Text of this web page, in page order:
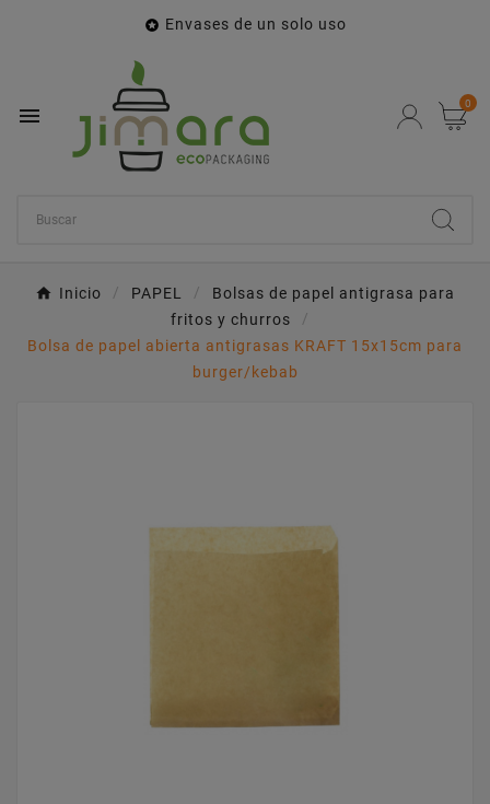
 Envases de un solo uso
 0
Inicio PAPEL
Bolsas de papel antigrasa para
fritos y churros
Bolsa de papel abierta antigrasas KRAFT 15x15cm para
burger/kebab